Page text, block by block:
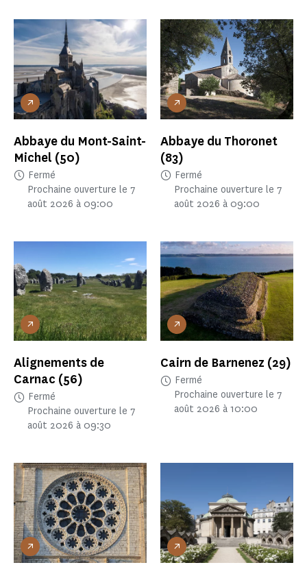
Abbaye du Mont-Saint-
Michel (50)
Fermé
Prochaine ouverture le 7
août 2026 à 09:00
Abbaye du Thoronet
(83)
Fermé
Prochaine ouverture le 7
août 2026 à 09:00
Alignements de
Carnac (56)
Fermé
Prochaine ouverture le 7
août 2026 à 09:30
Cairn de Barnenez (29)
Fermé
Prochaine ouverture le 7
août 2026 à 10:00